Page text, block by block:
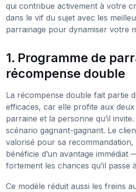
qui contribue activement à votre
dans le vif du sujet avec les
parrainage pour dynamiser votre
1. Programme de
récompense double
La récompense double fait partie
efficaces, car elle profite aux
parraine et la personne qu’il
scénario gagnant-gagnant. Le
valorisé pour sa
bénéficie d’un avantage immédiat
fortement les chances qu’il passe
Ce modèle réduit aussi les freins